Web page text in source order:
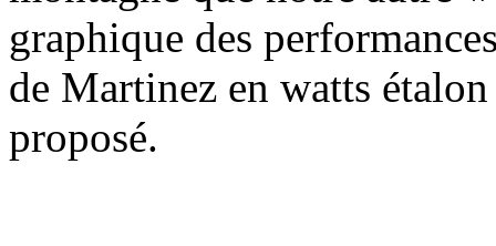
graphique des
de Martinez en watts
proposé.